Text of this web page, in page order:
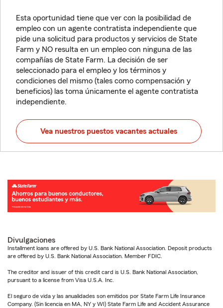
Esta oportunidad tiene que ver con la posibilidad de
empleo con un agente contratista independiente que
pide una solicitud para productos y servicios de State
Farm y NO resulta en un empleo con ninguna de las
compañías de State Farm. La decisión de ser
seleccionado para el empleo y los términos y
condiciones del mismo (tales como compensación y
beneficios) las toma únicamente el agente contratista
independiente.
Vea nuestros puestos vacantes actuales
Divulgaciones
Installment loans are offered by U.S. Bank National Association. Deposit products
are offered by U.S. Bank National Association. Member FDIC.
The creditor and issuer of this credit card is U.S. Bank National Association,
pursuant to a license from Visa U.S.A. Inc.
El seguro de vida y las anualidades son emitidos por State Farm Life Insurance
Company. (Sin licencia en MA, NY y WI) State Farm Life and Accident Assurance